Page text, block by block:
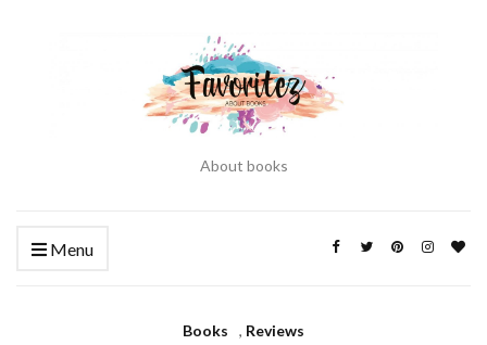
About books
Menu
Books , Reviews